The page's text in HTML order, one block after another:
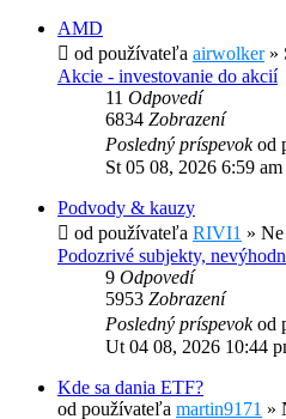
AMD
od používateľa airwolker»
Akcie - investovanie do akcií
11 Odpovedí
6834 Zobrazení
Posledný príspevokod
St 05 08, 2026 6:59 am
Podvody & kauzy
od používateľa RIVI1 »
Podozrivé subjekty,
9 Odpovedí
5953 Zobrazení
Posledný príspevokod
Ut 04 08, 2026 10:44
Kde sa dania ETF?
od používateľa martin9171 »